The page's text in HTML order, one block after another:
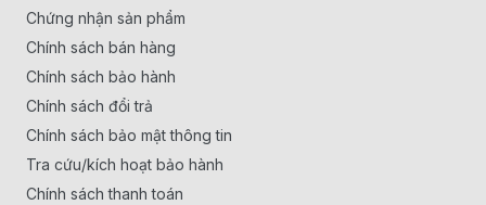
Chứng nhận sản phẩm
Chính sách bán hàng
Chính sách bảo hành
Chính sách đổi trả
Chính sách bảo mật thông tin
Tra cứu/kích hoạt bảo hành
Chính sách thanh toán